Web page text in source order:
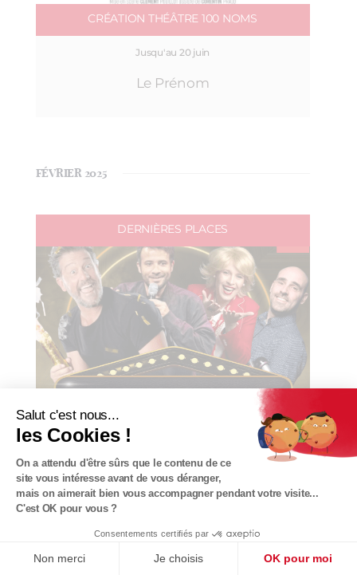
CRÉATION THÉÂTRE 100 NOMS
Jusqu'au 20 juin
Le Prénom
FÉVRIER 2025
DERNIÈRES PLACES
Salut c'est nous...
les Cookies !
On a attendu d'être sûrs que le contenu de ce
site vous intéresse avant de vous déranger,
mais on aimerait bien vous accompagner pendant votre visite...
C'est OK pour vous ?
Consentements certifiés par
Non merci Je choisis OK pour moi